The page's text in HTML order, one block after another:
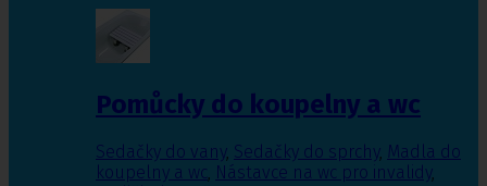
Pomůcky do koupelny a wc
Sedačky do vany, Sedačky do sprchy, Madla do
koupelny a wc, Nástavce na wc pro invalidy,